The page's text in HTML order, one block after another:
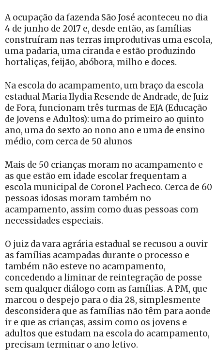
A ocupação da fazenda São José aconteceu no dia
4 de junho de 2017 e, desde então, as famílias
construíram nas terras improdutivas uma escola,
uma padaria, uma ciranda e estão produzindo
hortaliças, feijão, abóbora, milho e doces.
Na escola do acampamento, um braço da escola
estadual Maria Ilydia Resende de Andrade, de Juiz
de Fora, funcionam três turmas de EJA (Educação
de Jovens e Adultos): uma do primeiro ao quinto
ano, uma do sexto ao nono ano e uma de ensino
médio, com cerca de 50 alunos
Mais de 50 crianças moram no acampamento e
as que estão em idade escolar frequentam a
escola municipal de Coronel Pacheco. Cerca de 60
pessoas idosas moram também no
acampamento, assim como duas pessoas com
necessidades especiais.
O juiz da vara agrária estadual se recusou a ouvir
as famílias acampadas durante o processo e
também não esteve no acampamento,
concedendo a liminar de reintegração de posse
sem qualquer diálogo com as famílias. A PM, que
marcou o despejo para o dia 28, simplesmente
desconsidera que as famílias não têm para aonde
ir e que as crianças, assim como os jovens e
adultos que estudam na escola do acampamento,
precisam terminar o ano letivo.